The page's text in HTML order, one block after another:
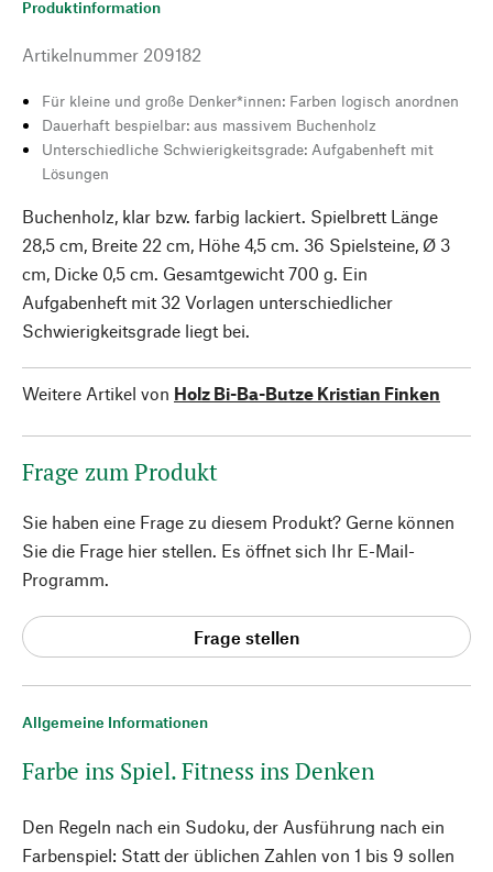
Allgemeine Informationen
Farbe ins Spiel. Fitness ins Denken
Den Regeln nach ein Sudoku, der Ausführung nach ein
Farbenspiel: Statt der üblichen Zahlen von 1 bis 9 sollen
Produktinformation
Artikelnummer 209182
Für kleine und große Denker*innen: Farben logisch anordnen
Dauerhaft bespielbar: aus massivem Buchenholz
Unterschiedliche Schwierigkeitsgrade: Aufgabenheft mit
Lösungen
Buchenholz, klar bzw. farbig lackiert. Spielbrett Länge
28,5 cm, Breite 22 cm, Höhe 4,5 cm. 36 Spielsteine, Ø 3
cm, Dicke 0,5 cm. Gesamtgewicht 700 g. Ein
Aufgabenheft mit 32 Vorlagen unterschiedlicher
Schwierigkeitsgrade liegt bei.
Weitere Artikel von Holz Bi-Ba-Butze Kristian Finken
Frage zum Produkt
Sie haben eine Frage zu diesem Produkt? Gerne können
Sie die Frage hier stellen. Es öffnet sich Ihr E-Mail-
Programm.
Frage stellen